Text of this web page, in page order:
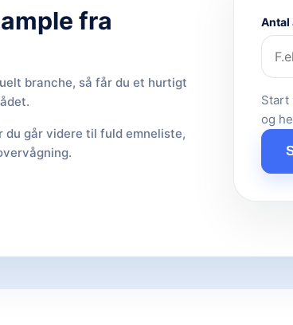
fra
branche, så får du et hurtigt
går videre til fuld emneliste,
Antal
Start
og